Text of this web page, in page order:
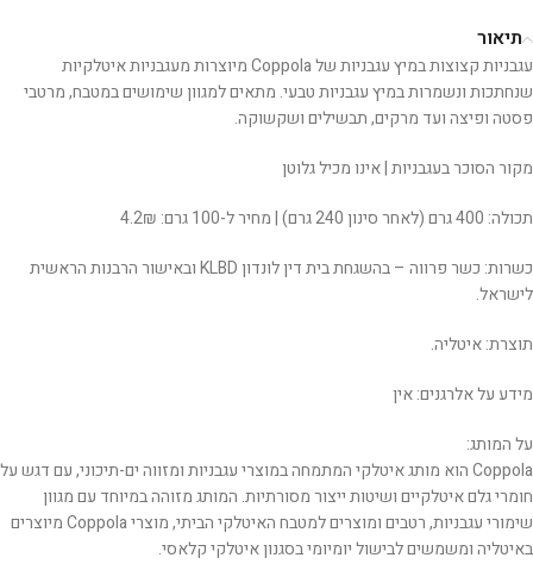
תיאור
עגבניות קצוצות במיץ עגבניות של Coppola מיוצרות מעגבניות איטלקיות
שנחתכות ונשמרות במיץ עגבניות טבעי. מתאים למגוון שימושים במטבח, מרטבי
פסטה ופיצה ועד מרקים, תבשילים ושקשוקה.
מקור הסוכר בעגבניות | אינו מכיל גלוטן
תכולה: 400 גרם (לאחר סינון 240 גרם) | מחיר ל-100 גרם: 4.2₪
כשרות: כשר פרווה – בהשגחת בית דין לונדון KLBD ובאישור הרבנות הראשית
לישראל.
תוצרת: איטליה.
מידע על אלרגנים: אין
על המותג:
Coppola הוא מותג איטלקי המתמחה במוצרי עגבניות ומזווה ים-תיכוני, עם דגש על
חומרי גלם איטלקיים ושיטות ייצור מסורתיות. המותג מזוהה במיוחד עם מגוון
שימורי עגבניות, רטבים ומוצרים למטבח האיטלקי הביתי, מוצרי Coppola מיוצרים
באיטליה ומשמשים לבישול יומיומי בסגנון איטלקי קלאסי.